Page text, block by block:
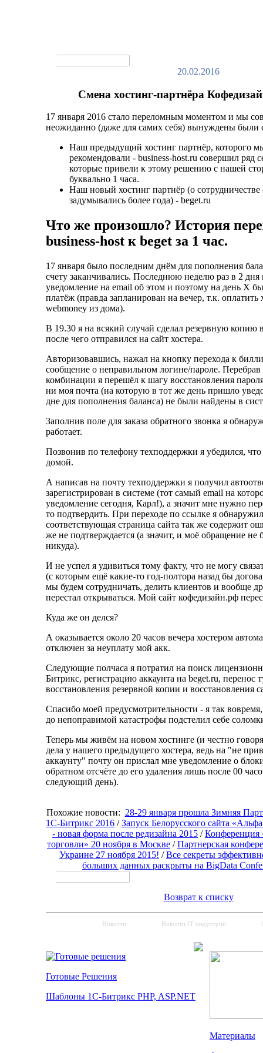
20.02.2016
Смена хостинг-партнёра
17 января 2016 стало переломным моментом и мы
неожиданно (даже для самих себя) вынуждены были
Наш предыдущий хостинг партнёр, которого
рекомендовали - business-host.ru совершил ряд
которые привели к этому решению с нашей
буквально 1 часа.
Наш новый хостинг партнёр (о
задумывались более года) - beget.ru
Что же произошло? История
business-host к beget за 1 час.
17 января было последним днём для пополнения
счету заканчивались. Последнюю неделю раз в 2 дня
уведомление на email об этом и поэтому на день Х
платёж (правда запланирован на вечер, т.к. оплатить
webmoney из дома).
В 19.30 я на всякий случай сделал резервную копию
после чего отправился на сайт хостера.
Авторизовавшись, нажал на кнопку перехода к
сообщение о неправильном логине/пароле.
комбинации я перешёл к шагу восстановления
ни моя почта (на которую в тот же день пришло
дне для пополнения баланса) не были найдены в
Заполнив поле для заказа обратного звонка я
работает.
Позвонив по телефону техподдержки я убедился,
домой.
А написав на почту техподдержки я получил
зарегистрирован в системе (тот самый email на
уведомление сегодня, Карл!), а значит мне нужно
то подтвердить. При переходе по ссылке я
соответствующая страница сайта так же содержит
же не подтверждается (а значит, и моё обращение не
никуда).
И не успел я удивиться тому факту, что не могу
(с которым ещё какие-то год-полтора назад бы
мы будем сотрудничать, делить клиентов и вообще
перестал открываться. Мой сайт кофедизайн.рф
Куда же он делся?
А оказывается около 20 часов вечера хостером
отключен за неуплату мой акк.
Следующие полчаса я потратил на поиск
Битрикс, регистрацию аккаунта на beget.ru, перенос
восстановления резервной копии и восстановления
Спасибо моей предусмотрительности - я так
до непоправимой катастрофы подстелил себе
Теперь мы живём на новом хостинге (и честно
дела у нашего предыдущего хостера, ведь на "не
аккаунту" почту он прислал мне уведомление о
обратном отсчёте до его удаления лишь после 00
следующий день).
Похожие новости: 28-29 января прошла Зимняя
1С-Битрикс 2016 /Запуск Белорусского сайта
- новая форма после редизайна 2015 /Конференция
торговли» 20 ноября в Москве /Партнерская
Украине 27 ноября 2015! /Все секреты
больших данных раскрыты на BigData
Возврат к списку
Новости Новости IT индустрии
Готовые Решения
Шаблоны 1С-Битрикс PHP, ASP.NET
Материалы